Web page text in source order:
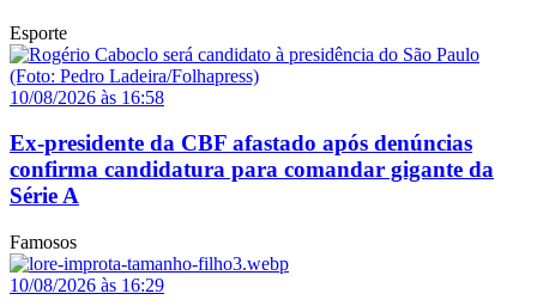
Esporte
10/08/2026 às 16:58
Ex-presidente da CBF afastado após denúncias
confirma candidatura para comandar gigante da
Série A
Famosos
10/08/2026 às 16:29